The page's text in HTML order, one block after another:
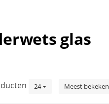
glas
24 Meest bekeken